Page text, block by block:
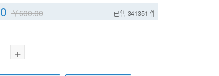
￥600.00 已售 341351 件
+